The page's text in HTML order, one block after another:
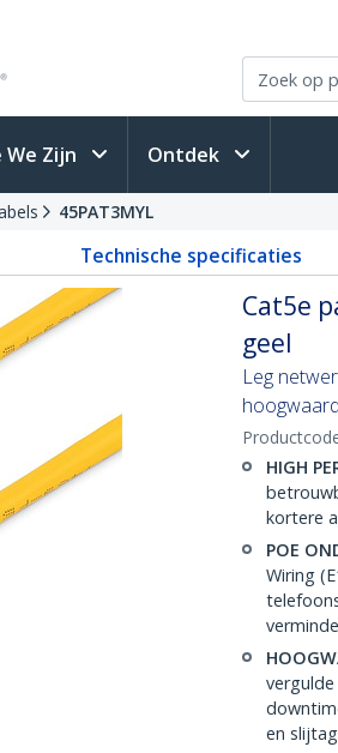
We Zijn Ontdek
45PAT3MYL
Technische specificaties
Cat5e
geel
Leg
HIGH
kortere
POE
Wiring
en